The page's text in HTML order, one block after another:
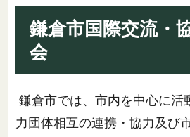
鎌倉市国際交流・
会
鎌倉市では、市内を中心に活
力団体相互の連携・協力及び